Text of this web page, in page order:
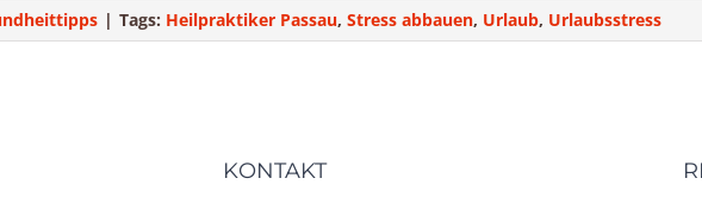
| Tags: Heilpraktiker Passau, Stress abbauen, Urlaub, Urlaubsstress
KONTAKT